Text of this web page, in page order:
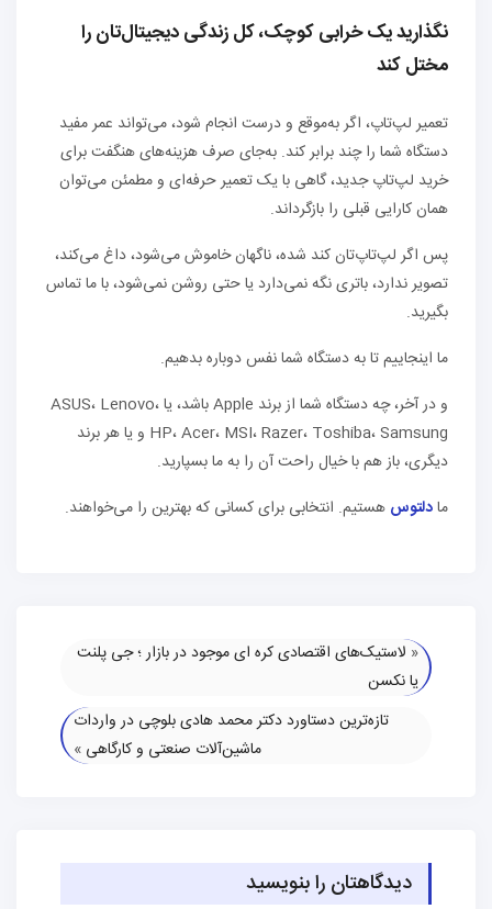
نگذارید یک خرابی کوچک، کل زندگی دیجیتال‌تان را
مختل کند
تعمیر لپ‌تاپ، اگر به‌موقع و درست انجام شود، می‌تواند عمر مفید
دستگاه شما را چند برابر کند. به‌جای صرف هزینه‌های هنگفت برای
خرید لپ‌تاپ جدید، گاهی با یک تعمیر حرفه‌ای و مطمئن می‌توان
همان کارایی قبلی را بازگرداند.
پس اگر لپ‌تاپ‌تان کند شده، ناگهان خاموش می‌شود، داغ می‌کند،
تصویر ندارد، باتری نگه نمی‌دارد یا حتی روشن نمی‌شود، با ما تماس
بگیرید.
ما اینجاییم تا به دستگاه شما نفس دوباره بدهیم.
و در آخر، چه دستگاه شما از برند Apple باشد، یا ASUS، Lenovo،
HP، Acer، MSI، Razer، Toshiba، Samsung و یا هر برند
دیگری، باز هم با خیال راحت آن را به ما بسپارید.
مادلتوس هستیم. انتخابی برای کسانی که بهترین را می‌خواهند.
« لاستیک‌های اقتصادی کره ای موجود در بازار ؛ جی پلنت
یا نکسن
تازه‌ترین دستاورد دکتر محمد هادی بلوچی در واردات
ماشین‌آلات صنعتی و کارگاهی »
دیدگاهتان را بنویسید